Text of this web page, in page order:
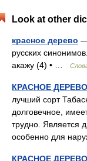
Look at other
красное дерево —
русских
акажу (4) • …
КРАСНОЕ ДЕРЕВО
лучший сорт
долговечное,
трудно. Является
особенно для
КРАСНОЕ ДЕРЕВО